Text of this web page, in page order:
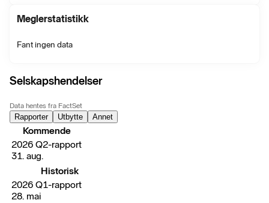
Meglerstatistikk
Fant ingen data
Selskapshendelser
Data hentes fra FactSet
Rapporter Utbytte Annet
Kommende
2026 Q2-rapport
31. aug.
Historisk
2026 Q1-rapport
28. mai